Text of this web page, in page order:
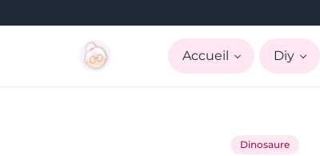
Accueil Diy
Dinosaure